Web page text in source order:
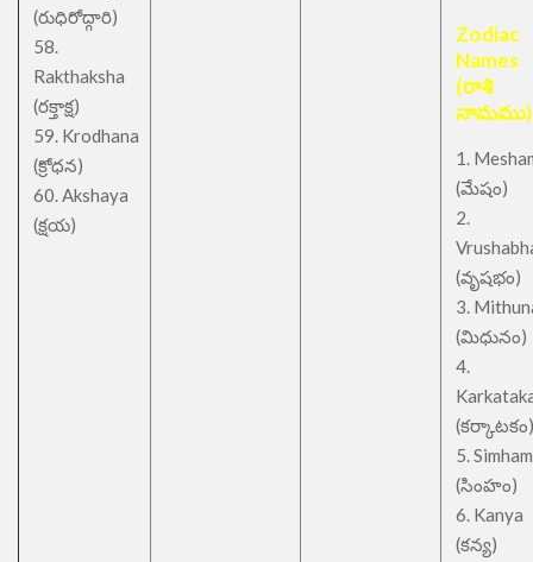
(రుధిరోద్గారి)
58.
Rakthaksha
(రక్తాక్ష)
59. Krodhana
(క్రోధన)
60. Akshaya
(క్షయ)
Zodiac
Names
(రాశి
నామము)
1.
(మేషం)
2.
(వృషభం)
3.
(మిధునం)
4.
(కర్కాటకం)
5. Simham
(సింహం)
6. Kanya
(కన్య)